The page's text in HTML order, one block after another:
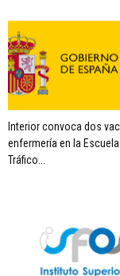
Interior convoca dos
enfermería en la
Tráfico...